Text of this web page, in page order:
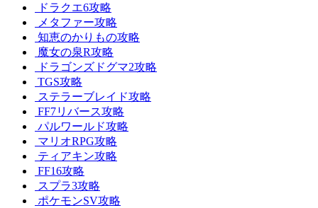
ドラクエ6攻略
メタファー攻略
知恵のかりもの攻略
魔女の泉R攻略
ドラゴンズドグマ2攻略
TGS攻略
ステラーブレイド攻略
FF7リバース攻略
パルワールド攻略
マリオRPG攻略
ティアキン攻略
FF16攻略
スプラ3攻略
ポケモンSV攻略